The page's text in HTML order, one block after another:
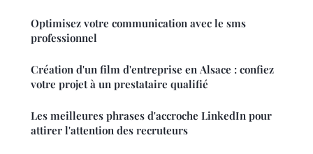
Optimisez votre communication avec le sms
professionnel
Création d'un film d'entreprise en Alsace : confiez
votre projet à un prestataire qualifié
Les meilleures phrases d'accroche LinkedIn pour
attirer l'attention des recruteurs